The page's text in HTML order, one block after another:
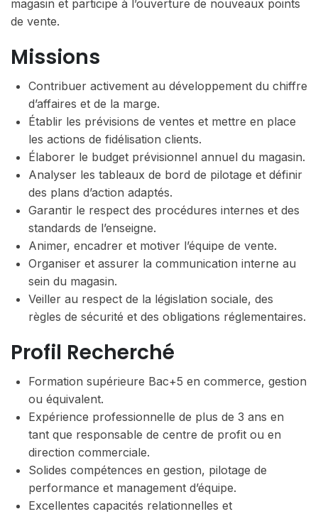
magasin et participe à l’ouverture de nouveaux points
de vente.
Missions
Contribuer activement au développement du chiffre
d’affaires et de la marge.
Établir les prévisions de ventes et mettre en place
les actions de fidélisation clients.
Élaborer le budget prévisionnel annuel du magasin.
Analyser les tableaux de bord de pilotage et définir
des plans d’action adaptés.
Garantir le respect des procédures internes et des
standards de l’enseigne.
Animer, encadrer et motiver l’équipe de vente.
Organiser et assurer la communication interne au
sein du magasin.
Veiller au respect de la législation sociale, des
règles de sécurité et des obligations réglementaires.
Profil Recherché
Formation supérieure Bac+5 en commerce, gestion
ou équivalent.
Expérience professionnelle de plus de 3 ans en
tant que responsable de centre de profit ou en
direction commerciale.
Solides compétences en gestion, pilotage de
performance et management d’équipe.
Excellentes capacités relationnelles et